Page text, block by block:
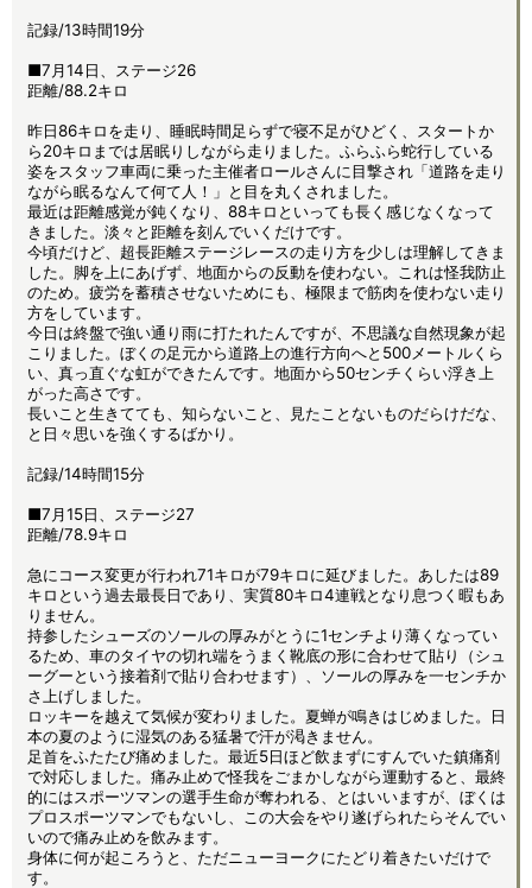
記録/13時間19分
■7月14日、ステージ26
距離/88.2キロ
昨日86キロを走り、睡眠時間足らずで寝不足がひどく、スタートか
ら20キロまでは居眠りしながら走りました。ふらふら蛇行している
姿をスタッフ車両に乗った主催者ロールさんに目撃され「道路を走り
ながら眠るなんて何て人！」と目を丸くされました。
最近は距離感覚が鈍くなり、88キロといっても長く感じなくなって
きました。淡々と距離を刻んでいくだけです。
今頃だけど、超長距離ステージレースの走り方を少しは理解してきま
した。脚を上にあげず、地面からの反動を使わない。これは怪我防止
のため。疲労を蓄積させないためにも、極限まで筋肉を使わない走り
方をしています。
今日は終盤で強い通り雨に打たれたんですが、不思議な自然現象が起
こりました。ぼくの足元から道路上の進行方向へと500メートルくら
い、真っ直ぐな虹ができたんです。地面から50センチくらい浮き上
がった高さです。
長いこと生きてても、知らないこと、見たことないものだらけだな、
と日々思いを強くするばかり。
記録/14時間15分
■7月15日、ステージ27
距離/78.9キロ
急にコース変更が行われ71キロが79キロに延びました。あしたは89
キロという過去最長日であり、実質80キロ4連戦となり息つく暇もあ
りません。
持参したシューズのソールの厚みがとうに1センチより薄くなってい
るため、車のタイヤの切れ端をうまく靴底の形に合わせて貼り（シュ
ーグーという接着剤で貼り合わせます）、ソールの厚みを一センチか
さ上げしました。
ロッキーを越えて気候が変わりました。夏蝉が鳴きはじめました。日
本の夏のように湿気のある猛暑で汗が渇きません。
足首をふたたび痛めました。最近5日ほど飲まずにすんでいた鎮痛剤
で対応しました。痛み止めで怪我をごまかしながら運動すると、最終
的にはスポーツマンの選手生命が奪われる、とはいいますが、ぼくは
プロスポーツマンでもないし、この大会をやり遂げられたらそんでい
いので痛み止めを飲みます。
身体に何が起ころうと、ただニューヨークにたどり着きたいだけで
す。